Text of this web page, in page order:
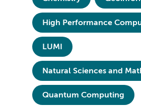
High Performance
LUMI
Natural Sciences and
Quantum Computing